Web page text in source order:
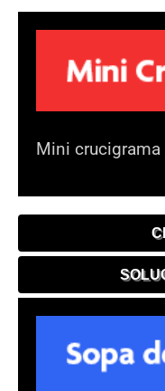
Mini crucigrama